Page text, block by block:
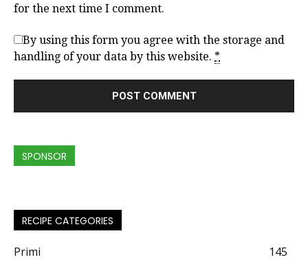
for the next time I comment.
By using this form you agree with the storage and
handling of your data by this website. *
SPONSOR
RECIPE CATEGORIES
Primi
145